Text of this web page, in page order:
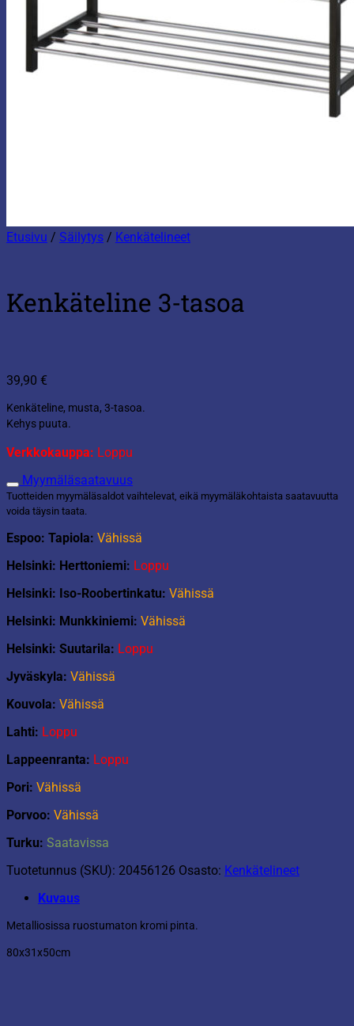
Etusivu / Säilytys / Kenkätelineet
Kenkäteline 3-tasoa
39,90 €
Kenkäteline, musta, 3-tasoa.
Kehys puuta.
Verkkokauppa: Loppu
Myymäläsaatavuus
Tuotteiden myymäläsaldot vaihtelevat, eikä myymäläkohtaista saatavuutta
voida täysin taata.
Espoo: Tapiola: Vähissä
Helsinki: Herttoniemi: Loppu
Helsinki: Iso-Roobertinkatu: Vähissä
Helsinki: Munkkiniemi: Vähissä
Helsinki: Suutarila: Loppu
Jyväskyla: Vähissä
Kouvola: Vähissä
Lahti: Loppu
Lappeenranta: Loppu
Pori: Vähissä
Porvoo: Vähissä
Turku: Saatavissa
Tuotetunnus (SKU): 20456126 Osasto: Kenkätelineet
Kuvaus
Metalliosissa ruostumaton kromi pinta.
80x31x50cm